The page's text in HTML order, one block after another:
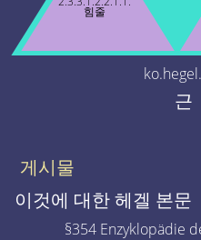
힘줄
근
게시물
이것에 대한 헤겔 본문
§354 Enzyklopädie